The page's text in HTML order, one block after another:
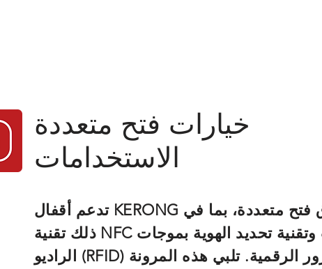
خيارات فتح متعددة
الاستخدامات
تدعم أقفال KERONG الذكية طرق فتح متعددة، بما في
ذلك تقنية NFC والبلوتوث وتقنية تحديد الهوية بموجات
الراديو (RFID) وكلمات المرور الرقمية. تلبي هذه المرونة